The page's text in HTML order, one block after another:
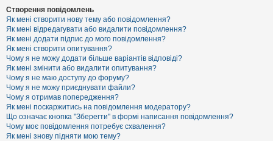
е
й
А
к
т
и
в
н
і
т
е
м
и
Створення повідомлень
Як мені створити нову тему або повідомлення?
Як мені відредагувати або видалити повідомлення?
Як мені додати підпис до мого повідомлення?
Як мені створити опитування?
Чому я не можу додати більше варіантів відповіді?
Як мені змінити або видалити опитування?
Чому я не маю доступу до форуму?
Чому я не можу приєднувати файли?
Чому я отримав попередження?
Як мені поскаржитись на повідомлення модератору?
Що означає кнопка "Зберегти" в формі написання повідомлення?
Чому моє повідомлення потребує схвалення?
Як мені знову підняти мою тему?